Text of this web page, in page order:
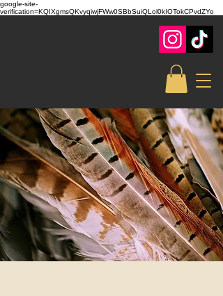
google-site-
verification=KQIXgmsQKvyqiwjFWw0SBbSuiQLol0kIOTokCPvdZYo